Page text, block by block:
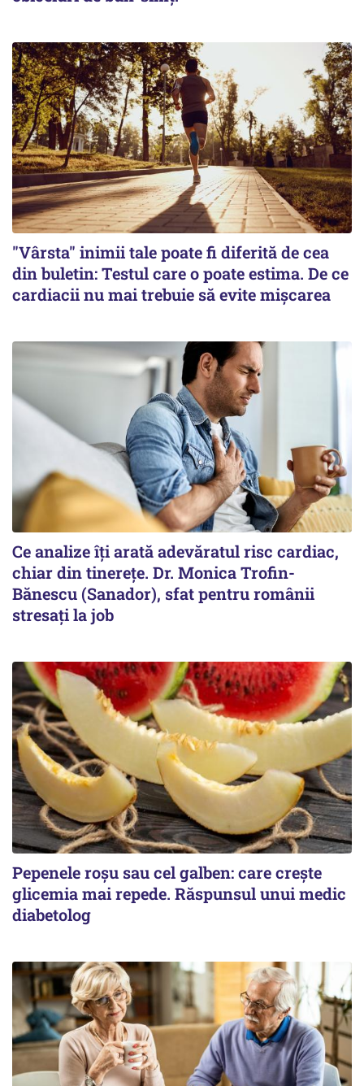
"Vârsta" inimii tale poate fi diferită de cea
din buletin: Testul care o poate estima. De ce
cardiacii nu mai trebuie să evite mișcarea
Ce analize îți arată adevăratul risc cardiac,
chiar din tinerețe. Dr. Monica Trofin-
Bănescu (Sanador), sfat pentru românii
stresați la job
Pepenele roșu sau cel galben: care crește
glicemia mai repede. Răspunsul unui medic
diabetolog